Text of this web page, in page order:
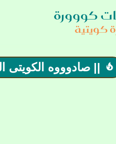
كووورة
كويتية
 || صادوووه الكويتى